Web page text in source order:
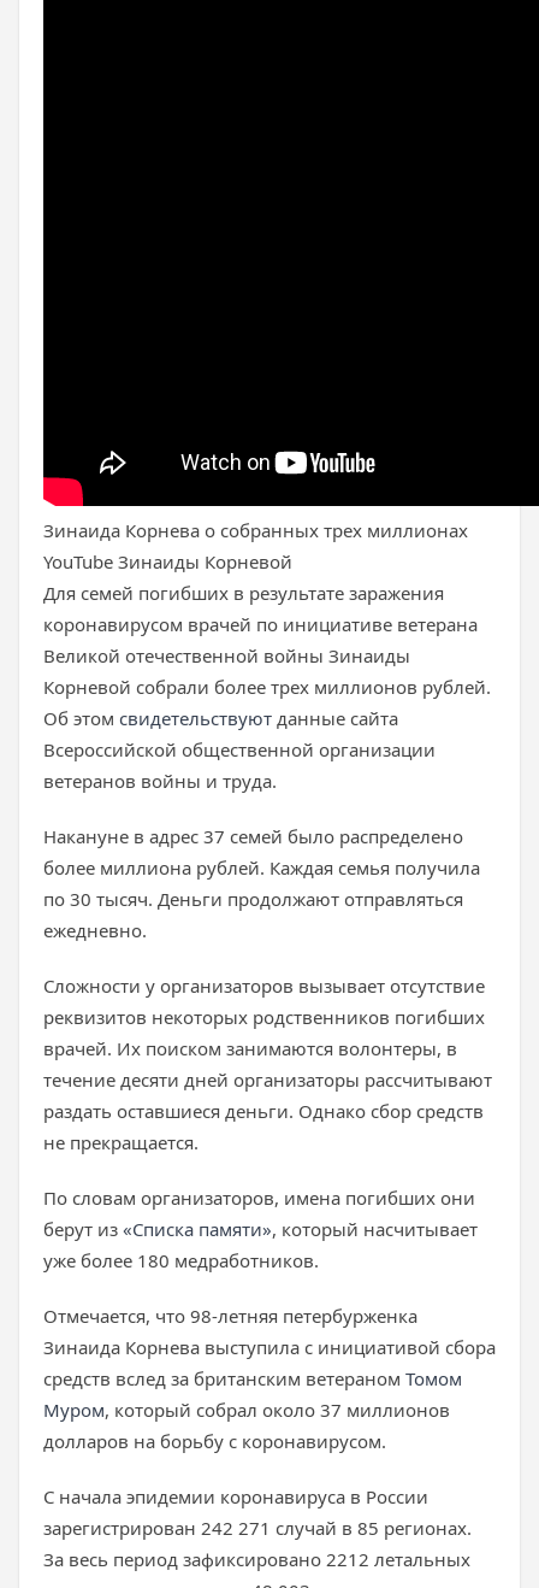
Зинаида Корнева о собранных трех миллионах
YouTube Зинаиды Корневой
Для семей погибших в результате заражения
коронавирусом врачей по инициативе ветерана
Великой отечественной войны Зинаиды
Корневой собрали более трех миллионов рублей.
Об этом свидетельствуют данные сайта
Всероссийской общественной организации
ветеранов войны и труда.
Накануне в адрес 37 семей было распределено
более миллиона рублей. Каждая семья получила
по 30 тысяч. Деньги продолжают отправляться
ежедневно.
Сложности у организаторов вызывает отсутствие
реквизитов некоторых родственников погибших
врачей. Их поиском занимаются волонтеры, в
течение десяти дней организаторы рассчитывают
раздать оставшиеся деньги. Однако сбор средств
не прекращается.
По словам организаторов, имена погибших они
берут из «Списка памяти», который насчитывает
уже более 180 медработников.
Отмечается, что 98-летняя петербурженка
Зинаида Корнева выступила с инициативой сбора
средств вслед за британским ветераном Томом
Муром, который собрал около 37 миллионов
долларов на борьбу с коронавирусом.
С начала эпидемии коронавируса в России
зарегистрирован 242 271 случай в 85 регионах.
За весь период зафиксировано 2212 летальных